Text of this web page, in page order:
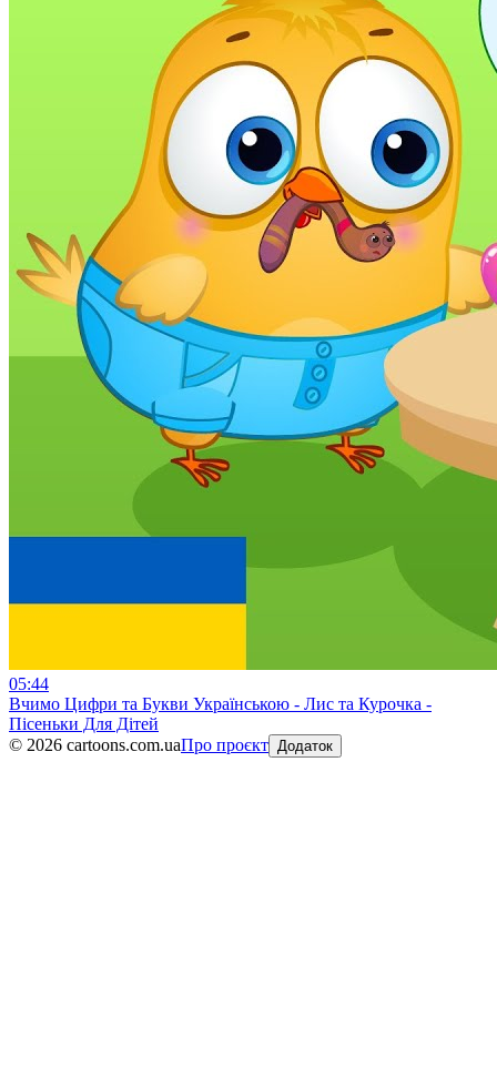
05:44
Вчимо Цифри та Букви Українською - Лис та Курочка -
Пісеньки Для Дітей
© 2026 cartoons.com.uaПро проєкт Додаток